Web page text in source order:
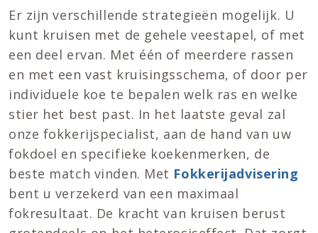
Er zijn verschillende strategieën mogelijk. U
kunt kruisen met de gehele veestapel, of met
een deel ervan. Met één of meerdere rassen
en met een vast kruisingsschema, of door per
individuele koe te bepalen welk ras en welke
stier het best past. In het laatste geval zal
onze fokkerijspecialist, aan de hand van uw
fokdoel en specifieke koekenmerken, de
beste match vinden. Met Fokkerijadvisering
bent u verzekerd van een maximaal
fokresultaat. De kracht van kruisen berust